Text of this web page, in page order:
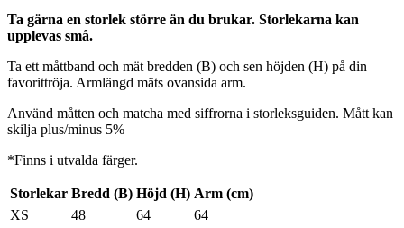
Ta gärna en storlek större än du brukar. Storlekarna kan
upplevas små.
Ta ett måttband och mät bredden (B) och sen höjden (H) på din
favorittröja. Armlängd mäts ovansida arm.
Använd måtten och matcha med siffrorna i storleksguiden. Mått kan
skilja plus/minus 5%
*Finns i utvalda färger.
Storlekar Bredd (B) Höjd (H) Arm (cm)
XS
48 64
64